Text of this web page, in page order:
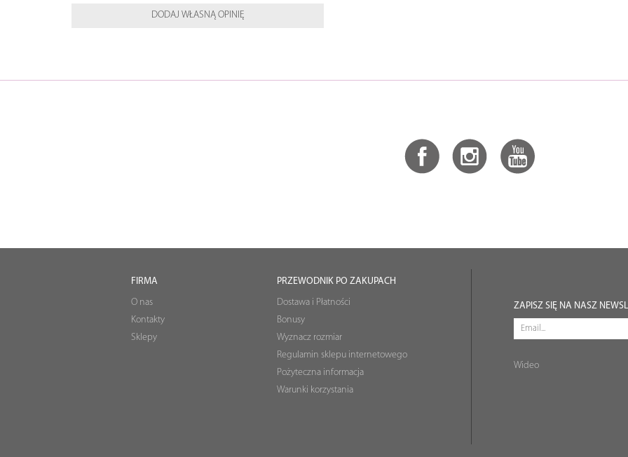
DODAJ WŁASNĄ OPINIĘ
FIRMA
O nas
Kontakty
Sklepy
PRZEWODNIK PO ZAKUPACH
Dostawa i Płatności
Bonusy
Wyznacz rozmiar
Regulamin sklepu internetowego
Pożyteczna informacja
Warunki korzystania
ZAPISZ SIĘ NA NASZ
Wideo